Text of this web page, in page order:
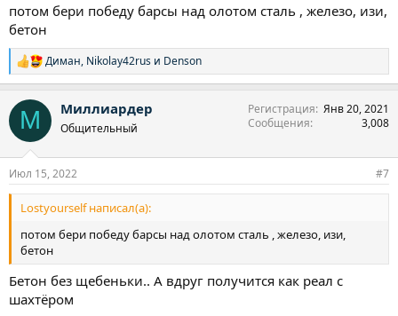
потом бери победу барсы над олотом сталь , железо, изи,
бетон
Р
е
к
и
Диман, Nikolay42rus и Denson
М Миллиардер
Общительный
Регистрация Янв 20, 2021
Сообщения
3,008
Июл 15, 2022 #7
Lostyourself написал(а):
потом бери победу барсы над олотом сталь , железо, изи,
бетон
Бетон без щебеньки.. А вдруг получится как реал с
шахтёром